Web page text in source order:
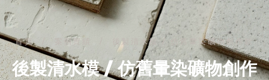
首頁 案例實績 後製清水模 / 仿舊暈染礦物創作款
後製清水模 / 仿舊暈染礦物創作